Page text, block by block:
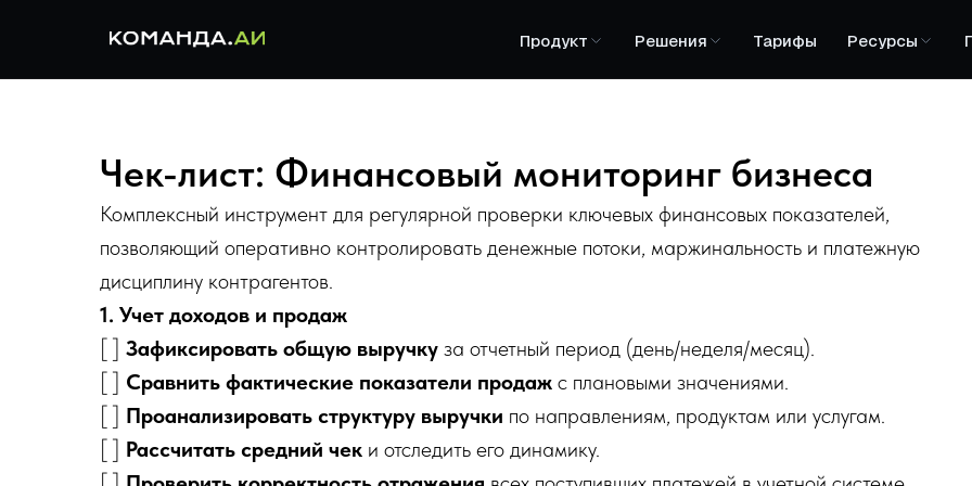
Продукт Решения Тарифы Ресурсы
Чек-лист: Финансовый мониторинг бизнеса
Комплексный инструмент для регулярной проверки ключевых финансовых показателей,
позволяющий оперативно контролировать денежные потоки, маржинальность и платежную
дисциплину контрагентов.
1. Учет доходов и продаж
[ ] Зафиксировать общую выручку за отчетный период (день/неделя/месяц).
[ ] Сравнить фактические показатели продаж с плановыми значениями.
[ ] Проанализировать структуру выручки по направлениям, продуктам или услугам.
[ ] Рассчитать средний чек и отследить его динамику.